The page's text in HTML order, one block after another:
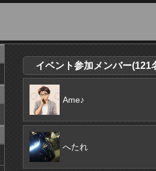
イベント参加メンバー(121
Ame♪
へたれ